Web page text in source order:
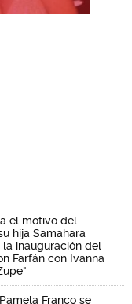
el motivo del
hija Samahara
la inauguración del
Farfán con Ivanna
Franco se